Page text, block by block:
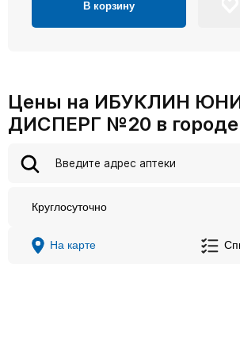
В корзину
Цены на ИБУКЛИН
ДИСПЕРГ №20 в
Круглосуточно
На карте